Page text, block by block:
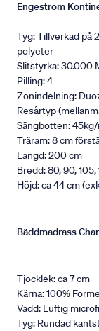
Engeström
Tyg: Tillverkad på
polyeter
Slitstyrka: 30.000
Pilling: 4
Zonindelning:
Resårtyp
Sängbotten:
Träram: 8 cm
Längd: 200 cm
Bredd: 80, 90, 105,
Höjd: ca 44 cm
Bäddmadrass
Tjocklek: ca 7 cm
Kärna: 100%
Vadd: Luftig
Tyg: Rundad